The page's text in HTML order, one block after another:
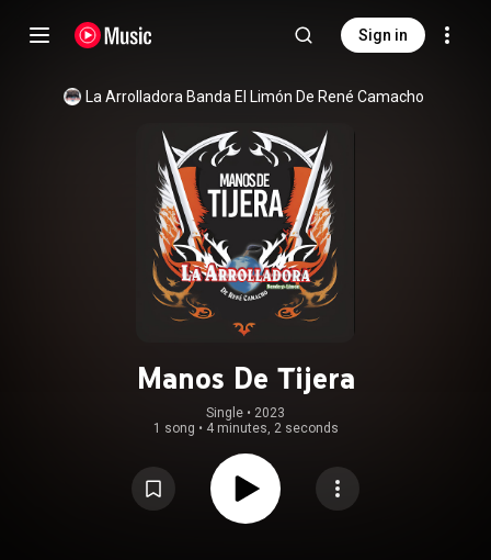
Sign in
La Arrolladora Banda El Limón De René Camacho
Manos De Tijera
Single • 2023
1 song • 4 minutes, 2 seconds